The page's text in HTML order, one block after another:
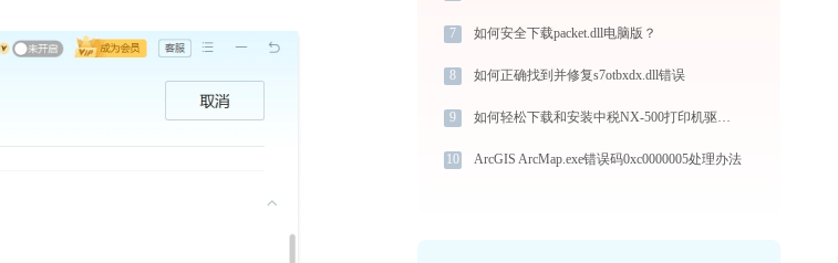
7 如何安全下载packet.dll电脑版？
8 如何正确找到并修复s7otbxdx.dll错误
9 如何轻松下载和安装中税NX-500打印机驱动？跟着这篇指南走
10 ArcGIS ArcMap.exe错误码0xc0000005处理办法